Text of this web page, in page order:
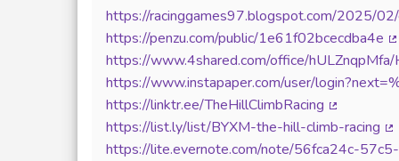
(Lien externe)
https://racinggames97.blogspot.com/2025/
https://penzu.com/public/1e61f02bcecdba4e
https://www.4shared.com/office/hULZnqpMfa/
https://www.instapaper.com/user/
https://linktr.ee/TheHillClimbRacing
(Lien
https://list.ly/list/BYXM-the-hill-climb-racing
https://lite.evernote.com/note/56fca24c-